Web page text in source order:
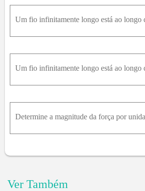
Ver Também